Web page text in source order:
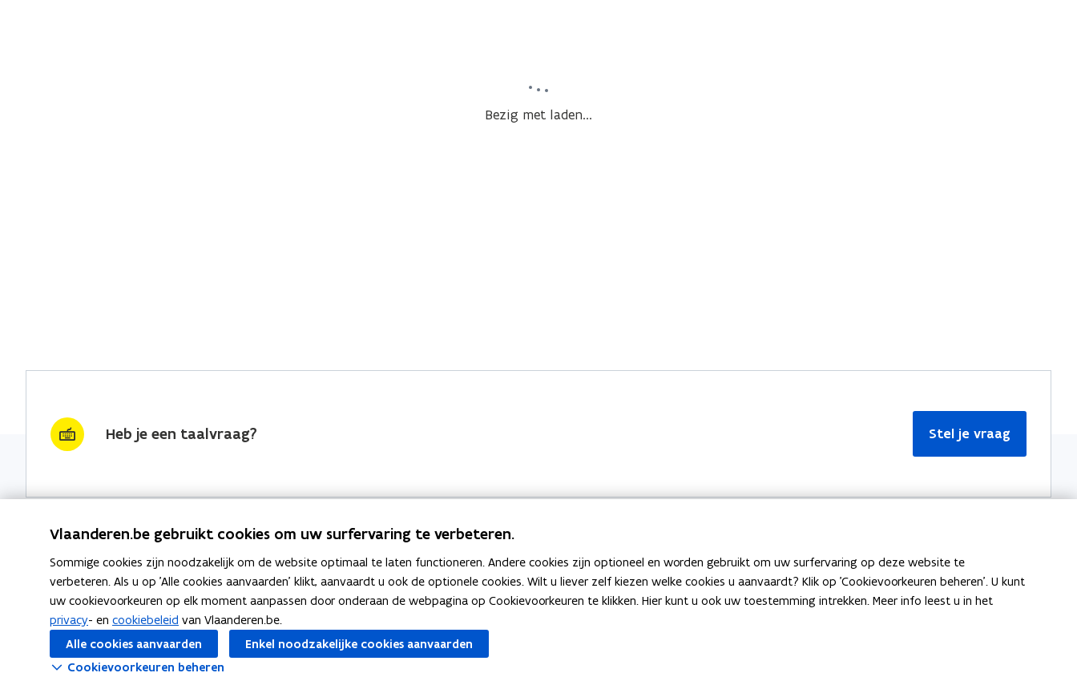
Bezig met laden...
Heb je een taalvraag? Stel je vraag
Nieuwsbrief krijgen?
vraag & woord van de week
wekelijks in je mailbox
Schrijf je in
Thema's
Spellingregels
Bekijk ook Meer informatie
Over Team Taaladvies
Vlaanderen.be gebruikt cookies om uw surfervaring te verbeteren.
Sommige cookies zijn noodzakelijk om de website optimaal te laten functioneren. Andere cookies zijn optioneel en worden gebruikt om uw surfervaring op deze website te
verbeteren. Als u op 'Alle cookies aanvaarden' klikt, aanvaardt u ook de optionele cookies. Wilt u liever zelf kiezen welke cookies u aanvaardt? Klik op 'Cookievoorkeuren beheren'. U kunt
uw cookievoorkeuren op elk moment aanpassen door onderaan de webpagina op Cookievoorkeuren te klikken. Hier kunt u ook uw toestemming intrekken. Meer info leest u in het
privacy- en cookiebeleid van Vlaanderen.be.
Alle cookies aanvaarden
Enkel noodzakelijke cookies aanvaarden
Cookievoorkeuren beheren